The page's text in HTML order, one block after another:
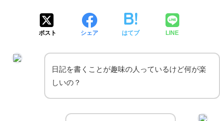
ポスト シェア はてブ LINE
日記を書くことが趣味の人っているけど何が楽
しいの？